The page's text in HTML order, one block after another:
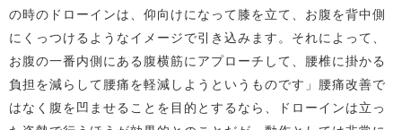
の時のドローインは、仰向けになって膝を立て、お腹を背中側
にくっつけるようなイメージで引き込みます。それによって、
お腹の一番内側にある腹横筋にアプローチして、腰椎に掛かる
負担を減らして腰痛を軽減しようというものです」腰痛改善で
はなく腹を凹ませることを目的とするなら、ドローインは立っ